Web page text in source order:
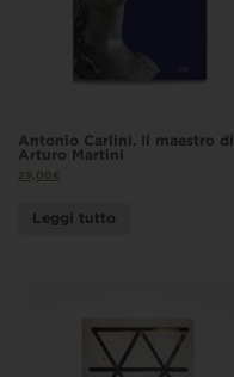
Antonio Carlini. Il maestro di
Arturo Martini
29,00€
Leggi tutto